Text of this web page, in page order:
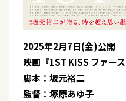
2025年2月7日(金)公開
映画『1ST KISS ファース
脚本：坂元裕二
監督：塚原あゆ子